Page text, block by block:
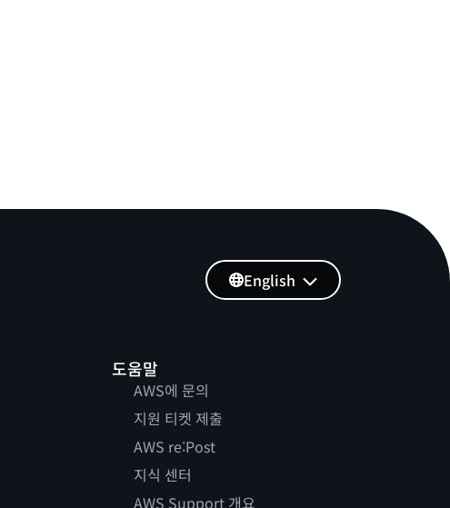
도움말
AWS에 문의
지원 티켓 제출
AWS re:Post
지식 센터
AWS Support 개요
English